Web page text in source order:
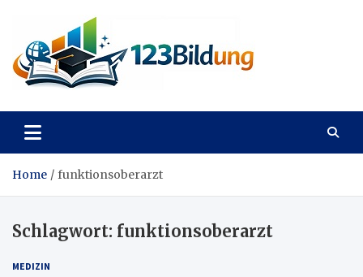
content
123Bildung
Home funktionsoberarzt
Schlagwort: funktionsoberarzt
MEDIZIN